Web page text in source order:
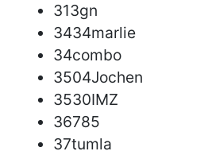
313gn
3434marlie
34combo
3504Jochen
3530IMZ
36785
37tumla